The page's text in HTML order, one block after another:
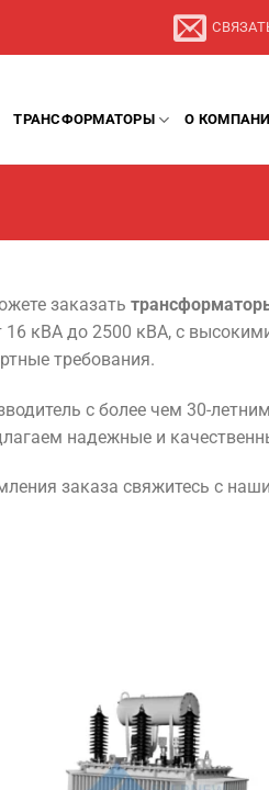
ТРАНСФОРМАТОРЫ О
заказать
кВА до 2500 кВА, с
требования.
с более чем 30-
надежные и
заказа свяжитесь с